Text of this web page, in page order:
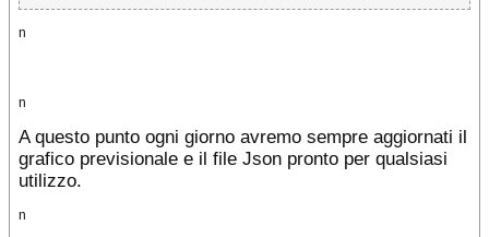
n
n
A questo punto ogni giorno avremo sempre aggiornati il
grafico previsionale e il file Json pronto per qualsiasi
utilizzo.
n